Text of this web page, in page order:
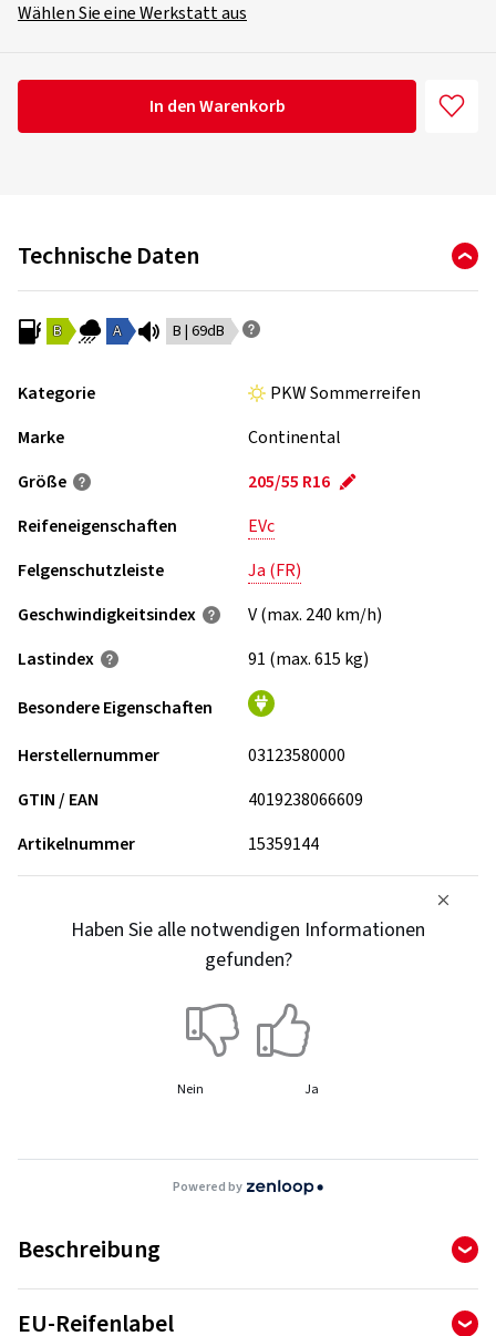
Wählen Sie eine Werkstatt aus
In den Warenkorb
Technische Daten
B A B | 69dB
Kategorie
PKW Sommerreifen
Marke
Continental
Größe
205/55 R16
Reifeneigenschaften
EVc
Felgenschutzleiste
Ja (FR)
Geschwindigkeits­index
V (max. 240 km/h)
Lastindex
91 (max. 615 kg)
Besondere Eigenschaften
Herstellernummer
03123580000
GTIN / EAN
4019238066609
Artikelnummer
15359144
Haben Sie alle notwendigen Informationen
gefunden?
Nein Ja
Powered by
Beschreibung
UltraContact - Ausdauer, die sich ultra anfühlt.
EU-Reifenlabel